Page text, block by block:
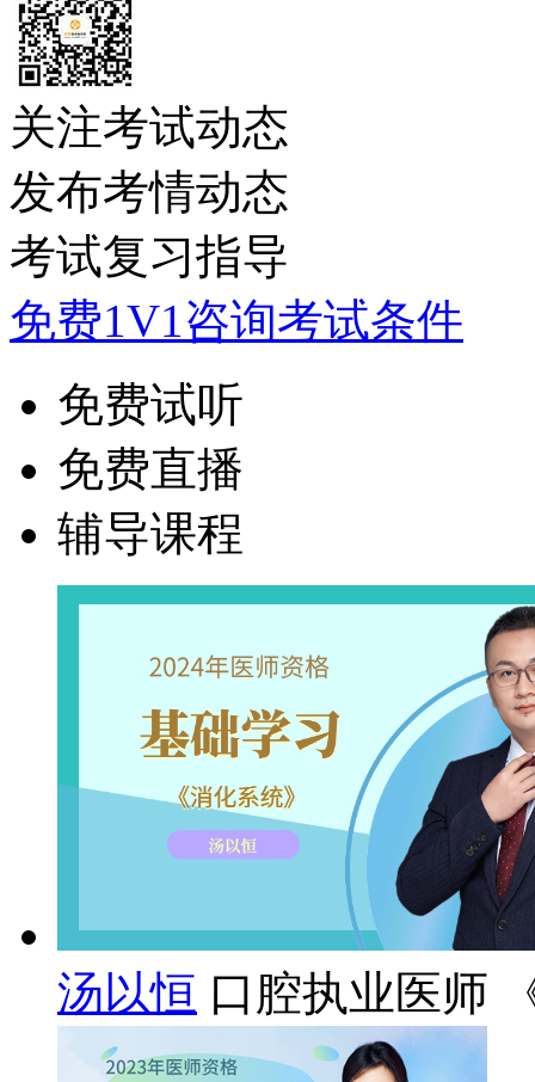
关注考试动态
发布考情动态
考试复习指导
免费1V1咨询考试条件
免费试听
免费直播
辅导课程
汤以恒 口腔执业医师